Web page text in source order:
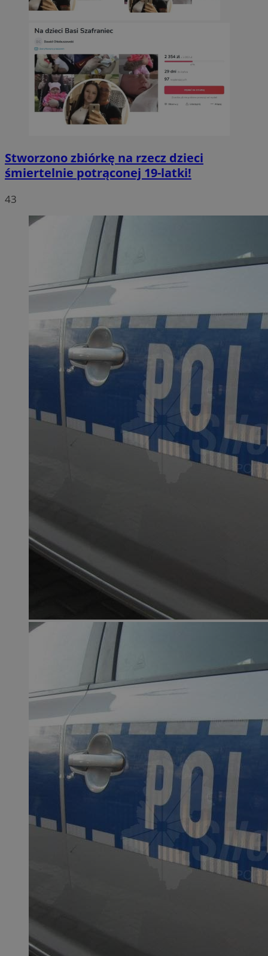
Stworzono zbiórkę na rzecz dzieci
śmiertelnie potrąconej 19-latki!
43